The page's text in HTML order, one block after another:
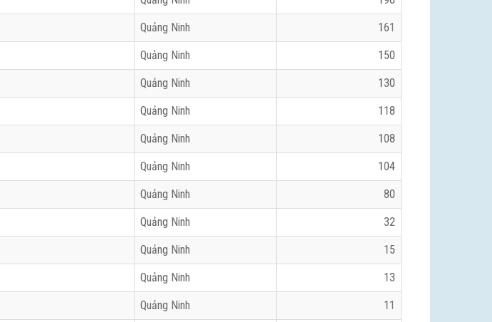
Quảng Ninh 161
Quảng Ninh 150
Quảng Ninh 130
Quảng Ninh 118
Quảng Ninh 108
Quảng Ninh 104
Quảng Ninh 80
Quảng Ninh 32
Quảng Ninh 15
Quảng Ninh 13
Quảng Ninh 11